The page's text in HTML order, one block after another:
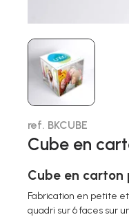
ref. BKCUBE
Cube en
Cube en carton
Fabrication en petite
quadri sur 6 faces sur